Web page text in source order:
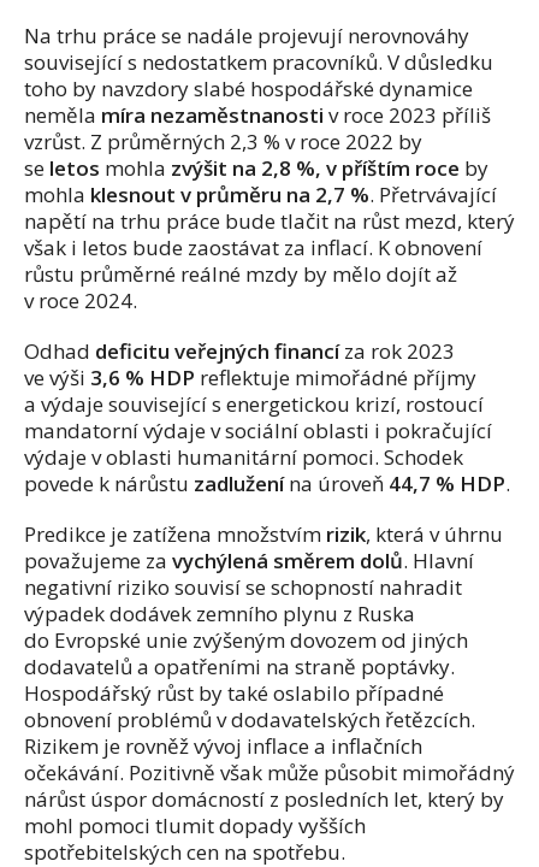
Na trhu práce se nadále projevují nerovnováhy
související s nedostatkem pracovníků. V důsledku
toho by navzdory slabé hospodářské dynamice
neměla míra nezaměstnanosti v roce 2023 příliš
vzrůst. Z průměrných 2,3 % v roce 2022 by
se letos mohla zvýšit na 2,8 %, v příštím roce by
mohla klesnout v průměru na 2,7 %. Přetrvávající
napětí na trhu práce bude tlačit na růst mezd, který
však i letos bude zaostávat za inflací. K obnovení
růstu průměrné reálné mzdy by mělo dojít až
v roce 2024.
Odhad deficitu veřejných financíza rok 2023
ve výši 3,6 % HDP reflektuje mimořádné příjmy
a výdaje související s energetickou krizí, rostoucí
mandatorní výdaje v sociální oblasti i pokračující
výdaje v oblasti humanitární pomoci. Schodek
povede k nárůstu zadluženína úroveň 44,7 % HDP.
Predikce je zatížena množstvím rizik, která v úhrnu
považujeme za vychýlená směrem dolů. Hlavní
negativní riziko souvisí se schopností nahradit
výpadek dodávek zemního plynu z Ruska
do Evropské unie zvýšeným dovozem od jiných
dodavatelů a opatřeními na straně poptávky.
Hospodářský růst by také oslabilo případné
obnovení problémů v dodavatelských řetězcích.
Rizikem je rovněž vývoj inflace a inflačních
očekávání. Pozitivně však může působit mimořádný
nárůst úspor domácností z posledních let, který by
mohl pomoci tlumit dopady vyšších
spotřebitelských cen na spotřebu.